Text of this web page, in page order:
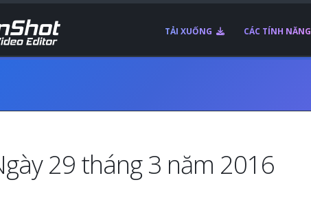
TẢI XUỐNG CÁC TÍNH NĂNG
29 tháng 3 năm 2016